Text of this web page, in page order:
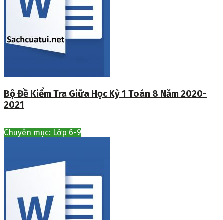
Bộ Đề Kiểm Tra Giữa Học Kỳ 1 Toán 8 Năm 2020-
2021
Chuyên mục: Lớp 6-9